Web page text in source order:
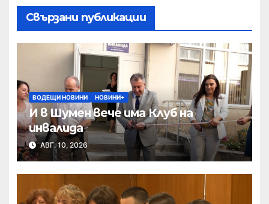
Свързани публикации
ВОДЕЩИ НОВИНИ НОВИНИ+
И в Шумен вече има Клуб на
инвалида
АВГ. 10, 2026